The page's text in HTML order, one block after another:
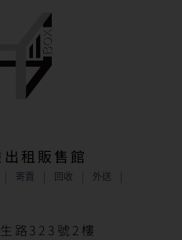
租販售館
寄賣 回收 外送
路323號2樓